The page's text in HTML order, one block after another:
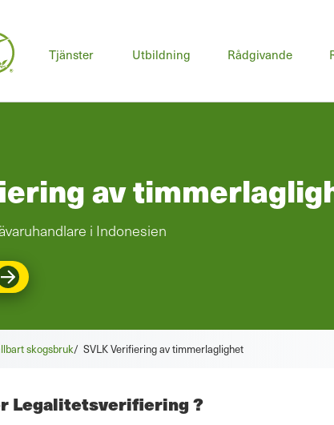
Tjänster Huvudmeny
Utbildning Rådgivande
av
i Indonesien
skogsbruk/ SVLK Verifiering av timmerlaglighet
Legalitetsverifiering ?